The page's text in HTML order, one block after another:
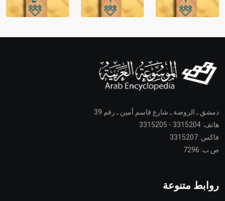
دمشق ـ الروضة ـ شارع قاسم أمين ـ رقم 39
هاتف: 3315204 - 3315205
فاكس: 3315207
ص.ب: 7296
روابط متنوعة